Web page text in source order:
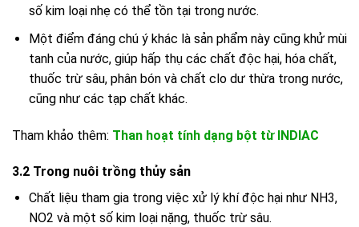
số kim loại nhẹ có thể tồn tại trong nước.
Một điểm đáng chú ý khác là sản phẩm này cũng khử mùi
tanh của nước, giúp hấp thụ các chất độc hại, hóa chất,
thuốc trừ sâu, phân bón và chất clo dư thừa trong nước,
cũng như các tạp chất khác.
Tham khảo thêm: Than hoạt tính dạng bột từ INDIAC
3.2 Trong nuôi trồng thủy sản
Chất liệu tham gia trong việc xử lý khí độc hại như NH3,
NO2 và một số kim loại nặng, thuốc trừ sâu.